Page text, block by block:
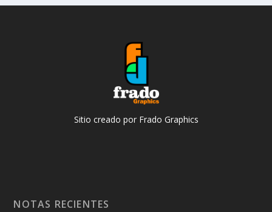
Sitio creado por Frado Graphics
NOTAS RECIENTES